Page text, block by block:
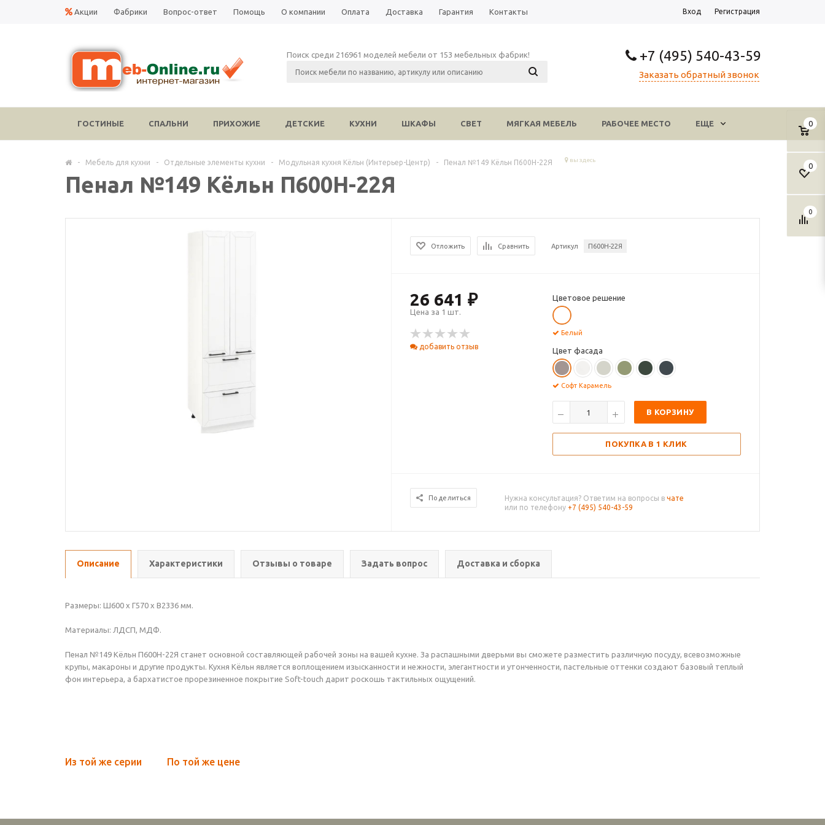
Акции Фабрики Вопрос-ответ Помощь О компании Оплата Доставка Гарантия Контакты Вход Регистрация
+7 (495) 540-43-59
Заказать обратный звонок
Поиск среди 216961 моделей мебели от 153 мебельных фабрик!
0
0
0
ГОСТИНЫЕ СПАЛЬНИ ПРИХОЖИЕ ДЕТСКИЕ КУХНИ ШКАФЫ СВЕТ МЯГКАЯ МЕБЕЛЬ РАБОЧЕЕ МЕСТО ЕЩЕ
- Мебель для кухни - Отдельные элементы кухни - Модульная кухня Кёльн (Интерьер-Центр) - Пенал №149 Кёльн П600Н-22Я вы здесь
Пенал №149 Кёльн П600Н-22Я
Отложить Сравнить Артикул П600Н-22Я
26 641 ₽
Цена за 1 шт.
добавить отзыв
Цветовое решение
Белый
Цвет фасада
Софт Карамель
В КОРЗИНУ
ПОКУПКА В 1 КЛИК
Поделиться Нужна консультация? Ответим на вопросы в чате
или по телефону +7 (495) 540-43-59
Описание Характеристики Отзывы о товаре Задать вопрос Доставка и сборка
Размеры: Ш600 х Г570 х В2336 мм.
Материалы: ЛДСП, МДФ.
Пенал №149 Кёльн П600Н-22Я станет основной составляющей рабочей зоны на вашей кухне. За распашными дверьми вы сможете разместить различную посуду, всевозможные
крупы, макароны и другие продукты. Кухня Кёльн является воплощением изысканности и нежности, элегантности и утонченности, пастельные оттенки создают базовый теплый
фон интерьера, а бархатистое прорезиненное покрытие Soft-touch дарит роскошь тактильных ощущений.
Из той же серии По той же цене